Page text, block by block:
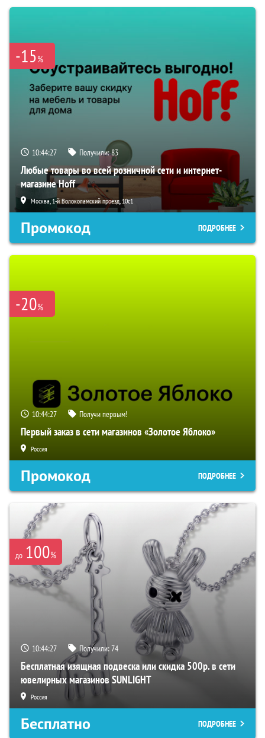
-15%
10:44:26 Получили:83
Любые товары во всей розничной сети и интернет-
магазине Hoff
Москва, 1-й Волоколамский проезд, 10с1
Промокод ПОДРОБНЕЕ
-20%
10:44:26 Получи первым!
Первый заказ в сети магазинов «Золотое Яблоко»
Россия
Промокод ПОДРОБНЕЕ
до 100%
10:44:26 Получили:74
Бесплатная изящная подвеска или скидка 500р. в сети
ювелирных магазинов SUNLIGHT
Россия
Бесплатно ПОДРОБНЕЕ